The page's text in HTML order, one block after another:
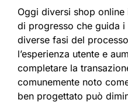
Oggi diversi shop
di progresso che guida
diverse fasi del
l’esperienza utente e
completare la
comunemente noto
ben progettato può